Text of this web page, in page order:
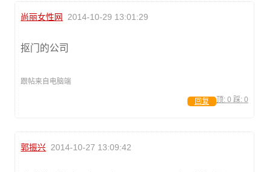
尚丽女性网 2014-10-29 13:01:29
抠门的公司
跟帖来自电脑端
顶: 0 踩: 0
回复
郭振兴 2014-10-27 13:09:42